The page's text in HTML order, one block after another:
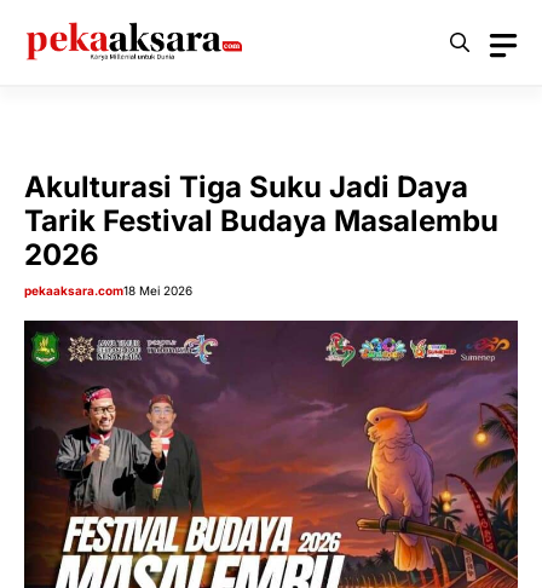
Akulturasi Tiga Suku Jadi Daya
Tarik Festival Budaya Masalembu
2026
pekaaksara.com18 Mei 2026